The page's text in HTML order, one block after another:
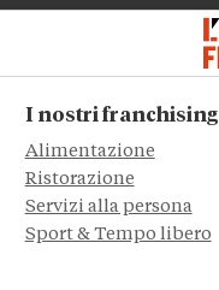
I nostri franchising
Alimentazione
Ristorazione
Servizi alla persona
Sport & Tempo libero